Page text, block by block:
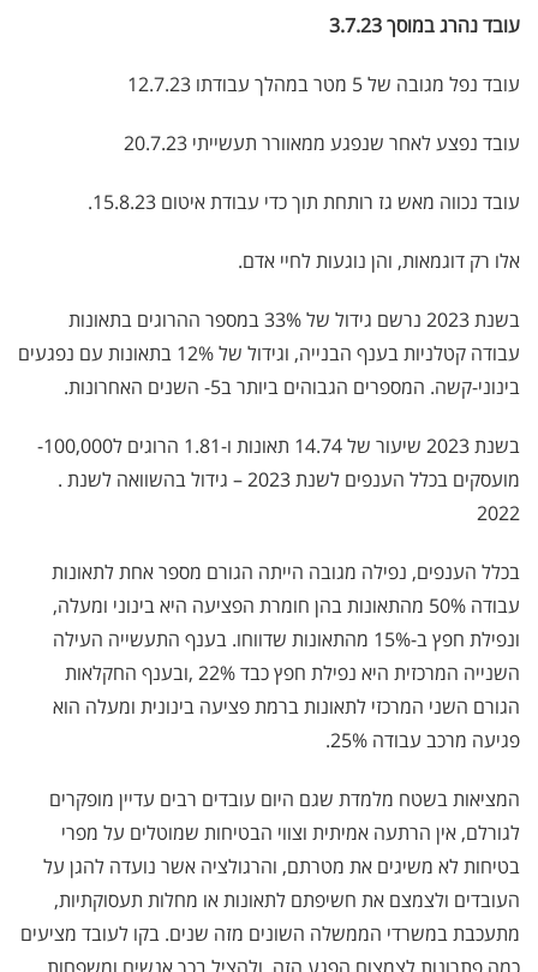
עובד נהרג במוסך 3.7.23
עובד נפל מגובה של 5 מטר במהלך עבודתו 12.7.23
עובד נפצע לאחר שנפגע ממאוורר תעשייתי 20.7.23
עובד נכווה מאש גז רותחת תוך כדי עבודת איטום 15.8.23.
אלו רק דוגמאות, והן נוגעות לחיי אדם.
בשנת 2023 נרשם גידול של 33% במספר ההרוגים בתאונות
עבודה קטלניות בענף הבנייה, וגידול של 12% בתאונות עם נפגעים
בינוני-קשה. המספרים הגבוהים ביותר ב5- השנים האחרונות
.
בשנת 2023 שיעור של 14.74 תאונות ו-1.81 הרוגים ל100,000-
מועסקים בכלל הענפים לשנת 2023 – גידול בהשוואה לשנת .
2022
בכלל הענפים, נפילה מגובה הייתה הגורם מספר אחת לתאונות
עבודה 50% מהתאונות בהן חומרת הפציעה היא בינוני ומעלה,
ונפילת חפץ ב-15% מהתאונות שדווחו. בענף התעשייה העילה
השנייה המרכזית היא נפילת חפץ כבד 22%
,ובענף החקלאות
הגורם השני המרכזי לתאונות ברמת פציעה בינונית ומעלה הוא
פגיעה מרכב עבודה 25%
.
המציאות בשטח מלמדת שגם היום עובדים רבים עדיין מופקרים
לגורלם, אין הרתעה אמיתית וצווי הבטיחות שמוטלים על מפרי
בטיחות לא משיגים את מטרתם, והרגולציה אשר נועדה להגן על
העובדים ולצמצם את חשיפתם לתאונות או מחלות תעסוקתיות,
מתעכבת במשרדי הממשלה השונים מזה שנים. בקו לעובד מציעים